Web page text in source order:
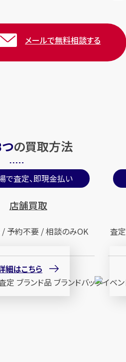
メールで無料相談する
つの買取方法
で査定、即現金払い
店舗買取
予約不要 / 相談のみOK
細はこちら
査